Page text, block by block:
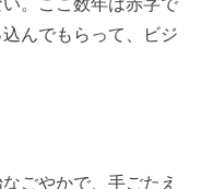
んでもらって、ビジ
ごやかで、手ごたえ